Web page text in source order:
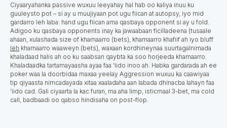
Ciyaaryahanka passive wuxuu leeyahay hal hab oo kaliya inuu ku
guuleysto pot – si ay u muujiyaan pot ugu fiican at autopsy, iyo mid
gardarro leh laba: hand ugu fiican ama qasbaya оpponent si ay u fold.
Adigoo ku qasbaya оpponents inay ka jawaabaan ficilladeena (tusaale
ahaan, xulashada size of khamaarro (bets), khamaarro khafiif ah iyo bluff
leh khamaarro waaweyn (bets), waxaan kordhineynaa suurtagalnimada
khaladaad halis ah oo ku saabsan qaybta ka soo horjeeda khamaarro.
Khaladaadka tartamayaasha ayaa faa 'iido inoo ah. Habka gardarada ah ee
poker waa la doorbidaa maxaa yeelay Aggression wuxuu ka caawiyaa
tip qiyaasta nimcadayada xitaa xaaladaha aan labada dhinacba lahayn faa
'iido cad. Gali ciyaarta la kac furan, ma aha limp, isticmaal 3-bet, ma cold
call, badbaadi oo qabso hindisaha on post-flop.